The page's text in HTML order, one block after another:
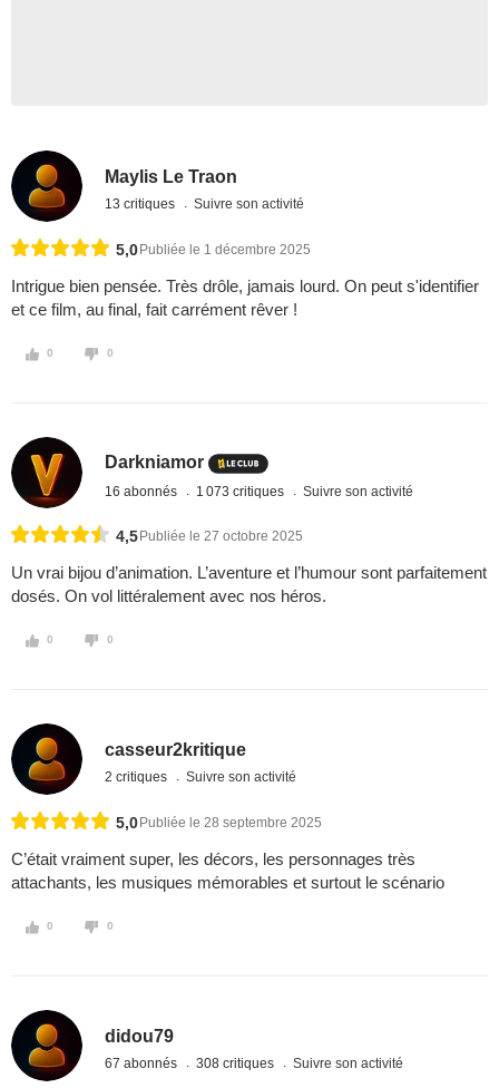
Maylis Le Traon
13 critiques Suivre son activité
5,0 Publiée le 1 décembre 2025
Intrigue bien pensée. Très drôle, jamais lourd. On peut s'identifier
et ce film, au final, fait carrément rêver !
0 0
Darkniamor
16 abonnés 1 073 critiques Suivre son activité
4,5 Publiée le 27 octobre 2025
Un vrai bijou d’animation. L’aventure et l’humour sont parfaitement
dosés. On vol littéralement avec nos héros.
0 0
casseur2kritique
2 critiques Suivre son activité
5,0 Publiée le 28 septembre 2025
C’était vraiment super, les décors, les personnages très
attachants, les musiques mémorables et surtout le scénario
0 0
didou79
67 abonnés 308 critiques Suivre son activité